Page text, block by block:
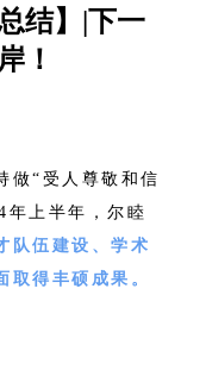
结】|下一
！
做“受人尊敬和信
年上半年，尔睦
队伍建设、学术
取得丰硕成果。